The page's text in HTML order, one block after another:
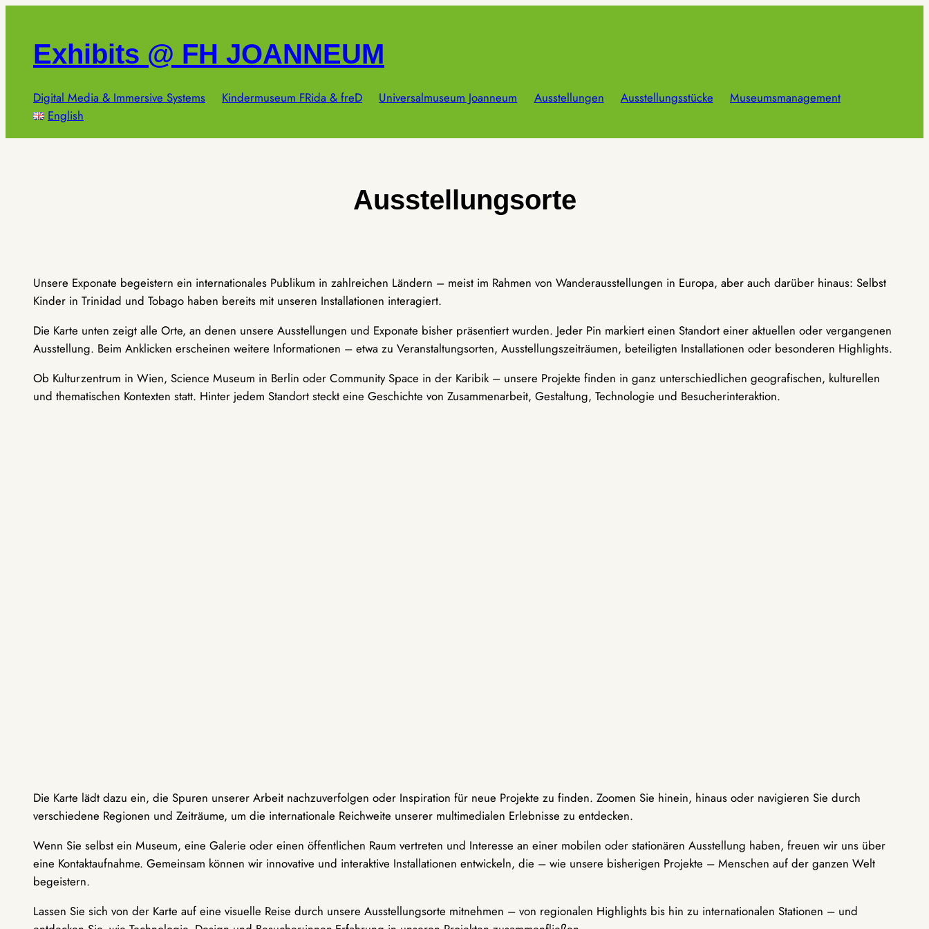
springenExhibits @ FH JOANNEUM
Digital Media & Immersive Systems Kindermuseum FRida & freD Universalmuseum Joanneum Ausstellungen Ausstellungsstücke
Museumsmanagement
English
Ausstellungsorte
Unsere Exponate begeistern ein internationales Publikum in zahlreichen Ländern – meist im Rahmen von Wanderausstellungen in Europa, aber auch darüber hinaus: Selbst
Kinder in Trinidad und Tobago haben bereits mit unseren Installationen interagiert.
Die Karte unten zeigt alle Orte, an denen unsere Ausstellungen und Exponate bisher präsentiert wurden. Jeder Pin markiert einen Standort einer aktuellen oder vergangenen
Ausstellung. Beim Anklicken erscheinen weitere Informationen – etwa zu Veranstaltungsorten, Ausstellungszeiträumen, beteiligten Installationen oder besonderen Highlights.
Ob Kulturzentrum in Wien, Science Museum in Berlin oder Community Space in der Karibik – unsere Projekte finden in ganz unterschiedlichen geografischen, kulturellen
und thematischen Kontexten statt. Hinter jedem Standort steckt eine Geschichte von Zusammenarbeit, Gestaltung, Technologie und Besucherinteraktion.
Die Karte lädt dazu ein, die Spuren unserer Arbeit nachzuverfolgen oder Inspiration für neue Projekte zu finden. Zoomen Sie hinein, hinaus oder navigieren Sie durch
verschiedene Regionen und Zeiträume, um die internationale Reichweite unserer multimedialen Erlebnisse zu entdecken.
Wenn Sie selbst ein Museum, eine Galerie oder einen öffentlichen Raum vertreten und Interesse an einer mobilen oder stationären Ausstellung haben, freuen wir uns über
eine Kontaktaufnahme. Gemeinsam können wir innovative und interaktive Installationen entwickeln, die – wie unsere bisherigen Projekte – Menschen auf der ganzen Welt
begeistern.
Lassen Sie sich von der Karte auf eine visuelle Reise durch unsere Ausstellungsorte mitnehmen – von regionalen Highlights bis hin zu internationalen Stationen – und